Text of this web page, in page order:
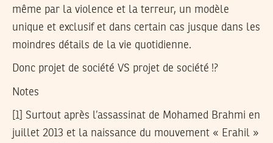
même par la violence et la terreur, un modèle
unique et exclusif et dans certain cas jusque dans les
moindres détails de la vie quotidienne.
Donc projet de société VS projet de société !?
Notes
[1] Surtout après l’assassinat de Mohamed Brahmi en
juillet 2013 et la naissance du mouvement « Erahil »